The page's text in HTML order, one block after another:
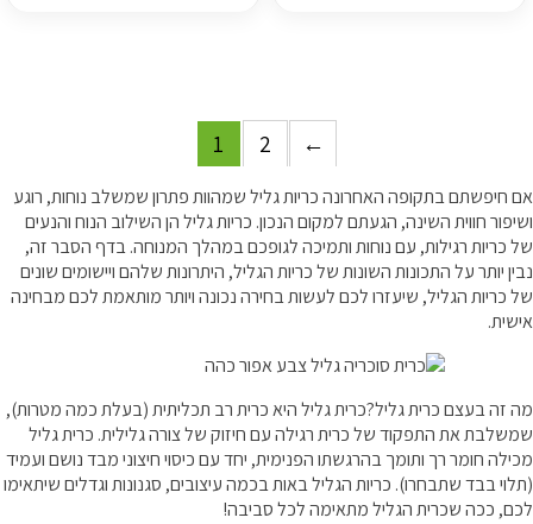
1 2 ←
אם חיפשתם בתקופה האחרונה כריות גליל שמהוות פתרון שמשלב נוחות, רוגע
ושיפור חווית השינה, הגעתם למקום הנכון. כריות גליל הן השילוב הנוח והנעים
של כריות רגילות, עם נוחות ותמיכה לגופכם במהלך המנוחה. בדף הסבר זה,
נבין יותר על התכונות השונות של כריות הגליל, היתרונות שלהם ויישומים שונים
של כריות הגליל, שיעזרו לכם לעשות בחירה נכונה ויותר מותאמת לכם מבחינה
אישית.
מה זה בעצם כרית גליל?כרית גליל היא כרית רב תכליתית (בעלת כמה מטרות),
שמשלבת את התפקוד של כרית רגילה עם חיזוק של צורה גלילית. כרית גליל
מכילה חומר רך ותומך בהרגשתו הפנימית, יחד עם כיסוי חיצוני מבד נושם ועמיד
(תלוי בבד שתבחרו). כריות הגליל באות בכמה עיצובים, סגנונות וגדלים שיתאימו
לכם, ככה שכרית הגליל מתאימה לכל סביבה!